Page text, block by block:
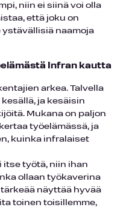
niin ei siinä voi olla
että joku on
naamoja
Infran kautta
arkea. Talvella
ja kesäisin
Mukana on paljon
työelämässä, ja
kuinka infralaiset
työtä, niin ihan
ollaan työkaverina
näyttää hyvää
toinen toisillemme,